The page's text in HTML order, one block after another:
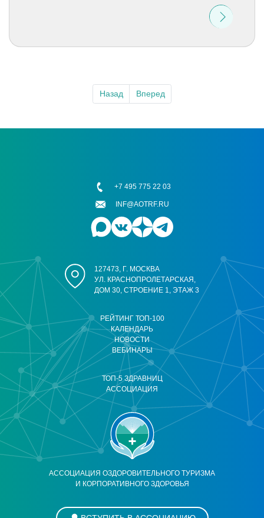
Назад Вперед
АССОЦИАЦИЯ ОЗДОРОВИТЕЛЬНОГО ТУРИЗМА
И КОРПОРАТИВНОГО ЗДОРОВЬЯ
РЕЙТИНГ ТОП-100
КАЛЕНДАРЬ
НОВОСТИ
ВЕБИНАРЫ
ТОП-5 ЗДРАВНИЦ
АССОЦИАЦИЯ
127473, Г. МОСКВА
УЛ. КРАСНОПРОЛЕТАРСКАЯ,
ДОМ 30, СТРОЕНИЕ 1, ЭТАЖ 3
+7 495 775 22 03
INF@AOTRF.RU